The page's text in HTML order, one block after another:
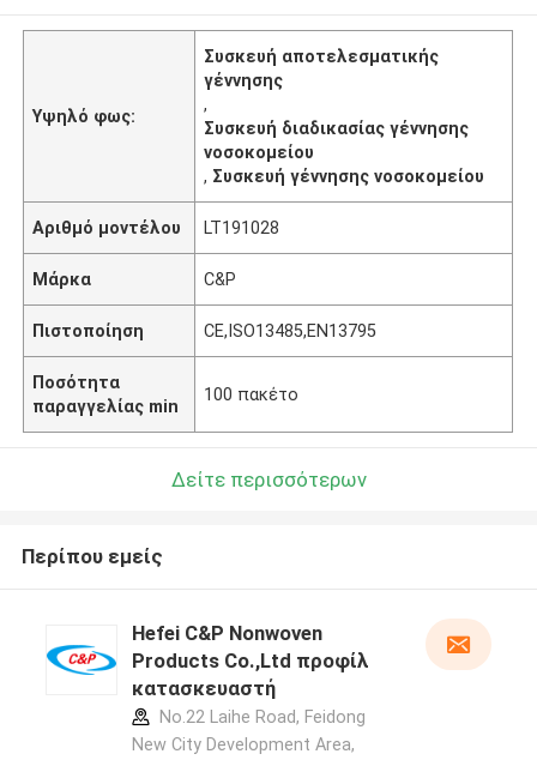
Υψηλό φως:
Συσκευή αποτελεσματικής
γέννησης
,
Συσκευή διαδικασίας γέννησης
νοσοκομείου
, Συσκευή γέννησης νοσοκομείου
Αριθμό μοντέλου LT191028
Μάρκα C&P
Πιστοποίηση CE,ISO13485,EN13795
Ποσότητα
παραγγελίας min
100 πακέτο
Δείτε περισσότερων
Περίπου εμείς
Hefei C&P Nonwoven
Products Co.,Ltd προφίλ
κατασκευαστή
No.22 Laihe Road, Feidong
New City Development Area,